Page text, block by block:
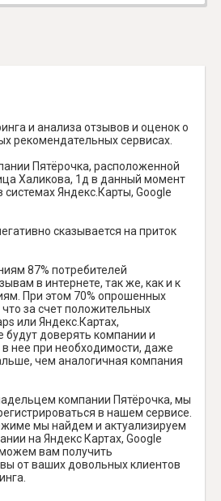
и анализа отзывов и оценок о
рекомендательных сервисах.
Пятёрочка, расположенной
Халикова, 1д в данный момент
Яндекс.Карты, Google
сказывается на приток
87% потребителей
в интернете, так же, как и к
При этом 70% опрошенных
за счет положительных
или Яндекс.Картах,
будут доверять компании и
в нее при необходимости, даже
чем аналогичная компания
компании Пятёрочка, мы
в нашем сервисе.
мы найдем и актуализируем
на Яндекс Картах, Google
вам получить
от ваших довольных клиентов